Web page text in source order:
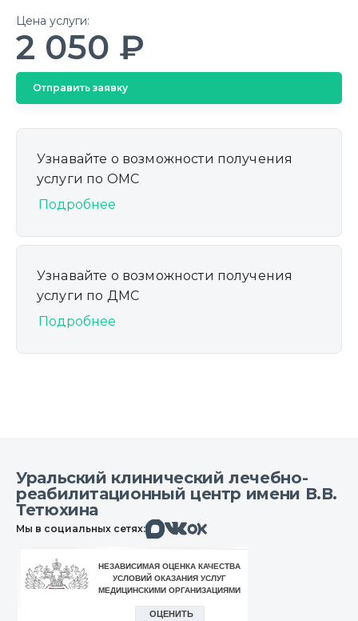
Цена услуги:
2 050 ₽
Отправить заявку
Узнавайте о возможности получения
услуги по ОМС
Подробнее
Узнавайте о возможности получения
услуги по ДМС
Подробнее
Уральский клинический лечебно-
реабилитационный центр имени В.В.
Тетюхина
Мы в социальных сетях:МаксВконтактеОдноклассники